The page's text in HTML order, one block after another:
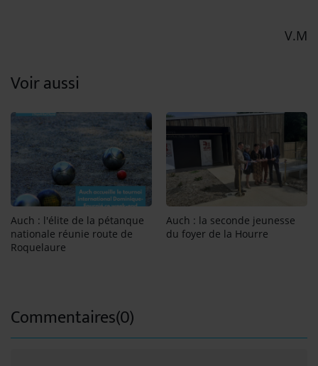
V.M
Voir aussi
Auch : l'élite de la pétanque
nationale réunie route de
Roquelaure
Auch : la seconde jeunesse
du foyer de la Hourre
Commentaires(0)